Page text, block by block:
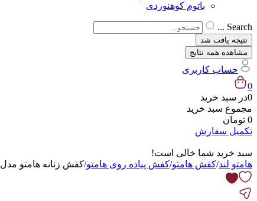
باتوم کوهنوردی
Search ...
نتیجه یافت شد
مشاهده همه نتایج
حساب کاربری
0
0در سبد خرید
مجموع سبد خرید
0 تومان
تکمیل سفارش
سبد خرید شما خالی است!
هامتو لند/کفش هامتو/کفش پیاده روی هامتو/کفش زنانه هامتو مدل HUMTTO 350639B-1